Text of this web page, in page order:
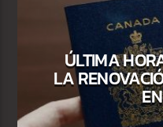
ÚLTIMA
LA